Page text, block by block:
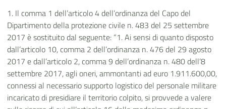
1. Il comma 1 dell’articolo 4 dell’ordinanza del Capo del
Dipartimento della protezione civile n. 483 del 25 settembre
2017 è sostituito dal seguente: “1. Ai sensi di quanto disposto
dall’articolo 10, comma 2 dell’ordinanza n. 476 del 29 agosto
2017 e dall’articolo 2, comma 9 dell’ordinanza n. 480 dell’8
settembre 2017, agli oneri, ammontanti ad euro 1.911.600,00,
connessi al necessario supporto logistico del personale militare
incaricato di presidiare il territorio colpito, si provvede a valere